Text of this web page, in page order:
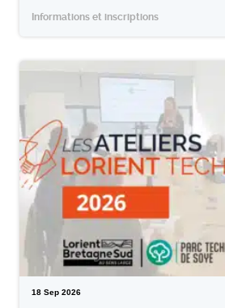
Informations et inscriptions
18 Sep 2026